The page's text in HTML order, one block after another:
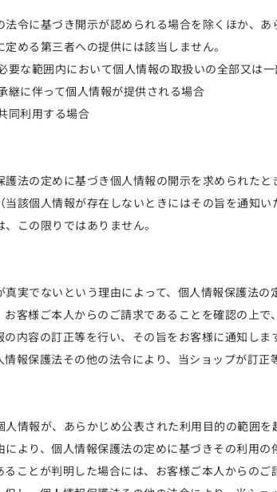
令に基づき開示が認められる場合を除くほか、
める第三者への提供には該当しません。
要な範囲内において個人情報の取扱いの全部又は
継に伴って個人情報が提供される場合
同利用する場合
法の定めに基づき個人情報の開示を求められた
該個人情報が存在しないときにはその旨を通知
この限りではありません。
実でないという理由によって、個人情報保護法
客様ご本人からのご請求であることを確認の上
内容の訂正等を行い、その旨をお客様に通知し
報保護法その他の法令により、当ショップが訂正
情報が、あらかじめ公表された利用目的の範囲
より、個人情報保護法の定めに基づきその利用
ことが判明した場合には、お客様ご本人からの